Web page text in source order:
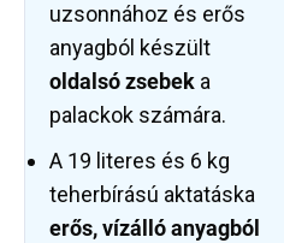
uzsonnához és erős
anyagból készült
oldalsó zsebek a
palackok számára.
A 19 literes és 6 kg
teherbírású aktatáska
erős, vízálló anyagból